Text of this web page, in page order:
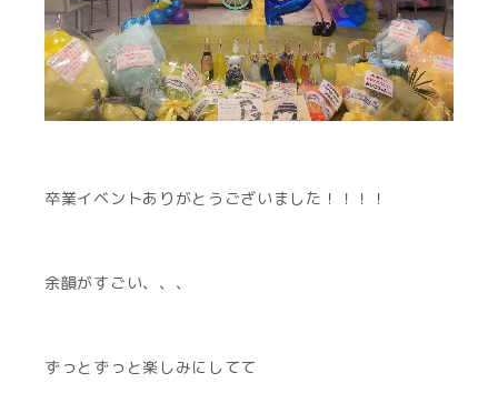
卒業イベントありがとうございました！！！！
余韻がすごい、、、
ずっとずっと楽しみにしてて